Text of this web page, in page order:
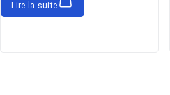
Lire la suite